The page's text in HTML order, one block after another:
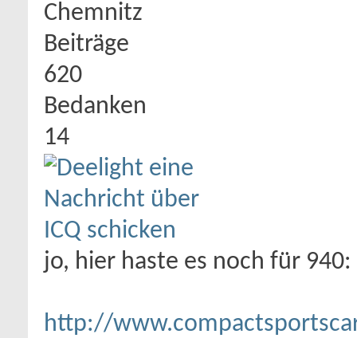
Chemnitz
Beiträge
620
Bedanken
14
jo, hier haste es noch für 940:
http://